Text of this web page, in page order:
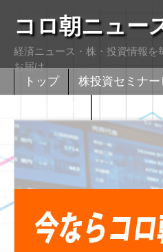
コロ朝ニュー
経済ニュース・株・投資情報
お届け
トップ 株投資セミナー